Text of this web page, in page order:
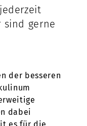
sind gerne
der besseren
dabei